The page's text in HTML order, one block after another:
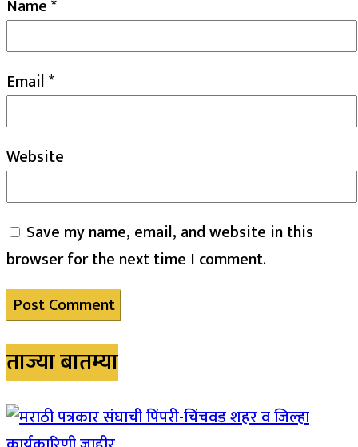
Name*
Email*
Website
Save my name, email, and website in this
browser for the next time I comment.
ताज्या बातम्या